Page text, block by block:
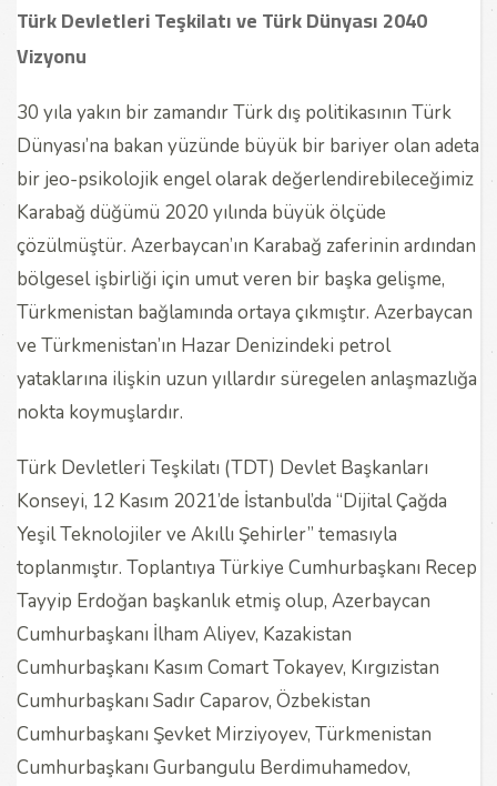
Türk Devletleri Teşkilatı ve Türk Dünyası 2040
Vizyonu
30 yıla yakın bir zamandır Türk dış politikasının Türk
Dünyası’na bakan yüzünde büyük bir bariyer olan adeta
bir jeo-psikolojik engel olarak değerlendirebileceğimiz
Karabağ düğümü 2020 yılında büyük ölçüde
çözülmüştür. Azerbaycan’ın Karabağ zaferinin ardından
bölgesel işbirliği için umut veren bir başka gelişme,
Türkmenistan bağlamında ortaya çıkmıştır. Azerbaycan
ve Türkmenistan’ın Hazar Denizindeki petrol
yataklarına ilişkin uzun yıllardır süregelen anlaşmazlığa
nokta koymuşlardır.
Türk Devletleri Teşkilatı (TDT) Devlet Başkanları
Konseyi, 12 Kasım 2021’de İstanbul’da “Dijital Çağda
Yeşil Teknolojiler ve Akıllı Şehirler” temasıyla
toplanmıştır. Toplantıya Türkiye Cumhurbaşkanı Recep
Tayyip Erdoğan başkanlık etmiş olup, Azerbaycan
Cumhurbaşkanı İlham Aliyev, Kazakistan
Cumhurbaşkanı Kasım Comart Tokayev, Kırgızistan
Cumhurbaşkanı Sadır Caparov, Özbekistan
Cumhurbaşkanı Şevket Mirziyoyev, Türkmenistan
Cumhurbaşkanı Gurbangulu Berdimuhamedov,